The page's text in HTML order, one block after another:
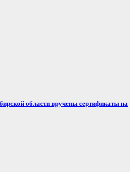
области вручены сертификаты на